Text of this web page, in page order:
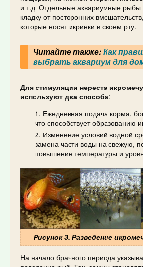
и т.д. Отдельные аквариумные рыбы
кладку от посторонних
которые носят икринки в своем рту.
Читайте также:Как
выбрать аквариум для
Для стимуляции нереста
используют два способа:
Ежедневная подача корма,
что способствует образованию
Изменение условий водной
замена части воды на свежую,
повышение температуры и
Рисунок 3. Разведение
На начало брачного периода